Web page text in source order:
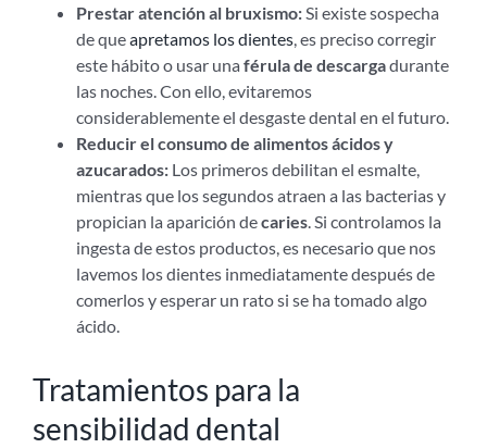
Prestar atención al bruxismo: Si existe sospecha
de queapretamos los dientes , es preciso corregir
este hábito o usar una férula de descargadurante
las noches. Con ello, evitaremos
considerablemente el desgaste dental en el futuro.
Reducir el consumo de alimentos ácidos y
azucarados: Los primeros debilitan el esmalte,
mientras que los segundos atraen a las bacterias y
propician la aparición decaries . Si controlamos la
ingesta de estos productos, es necesario que nos
lavemos los dientes inmediatamente después de
comerlos y esperar un rato si se ha tomado algo
ácido.
Tratamientos para la
sensibilidad dental